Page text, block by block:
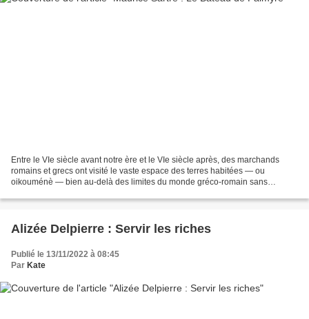
Entre le VIe siècle avant notre ère et le VIe siècle après, des marchands
romains et grecs ont visité le vaste espace des terres habitées — ou
oikouménè — bien au-delà des limites du monde gréco-romain sans
Alizée Delpierre : Servir les riches
Publié le 13/11/2022 à 08:45
Par Kate